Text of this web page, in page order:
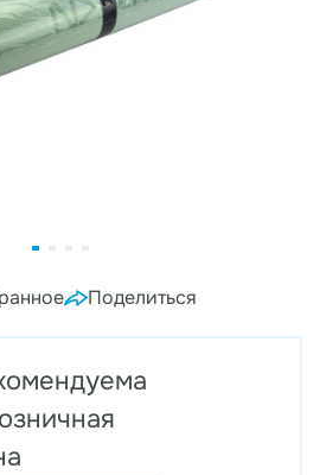
Поделиться